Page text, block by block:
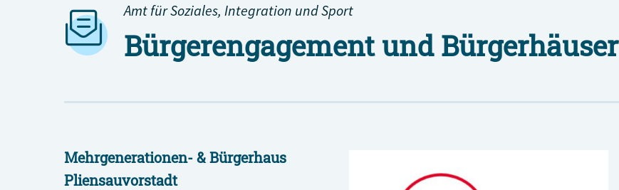
Amt für Soziales, Integration und Sport
Bürgerengagement und Bürgerhäuser
Mehrgenerationen- & Bürgerhaus
Pliensauvorstadt